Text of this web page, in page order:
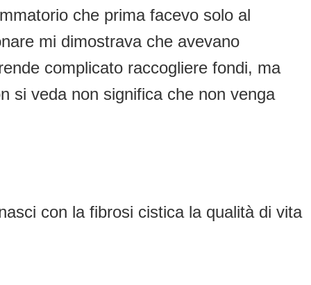
che prima facevo solo al
mi dimostrava che avevano
complicato raccogliere fondi, ma
si veda non significa che non venga
con la fibrosi cistica la qualità di vita